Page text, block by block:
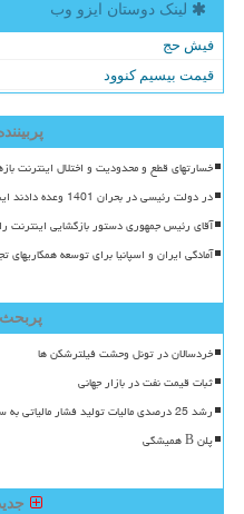
لینک دوستان ایزو وب
فیش حج
قیمت بیسیم کنوود
خسارتهای قطع و محدودیت و اختلال اینترنت
در دولت رئیسی در بحران 1401 وعده دادند اینترنت به طور موقت قطع می شود اما ماندگار شد
آقای رئیس جمهوری دستور بازگشایی اینترنت
آمادگی ایران و اسپانیا برای توسعه همکاریهای
خردسالان در تونل وحشت فیلترشکن ها
ثبات قیمت نفت در بازار جهانی
رشد 25 درصدی مالیات تولید فشار مالیاتی به سایر حوزه ها منتقل شد
پلن B همیشگی